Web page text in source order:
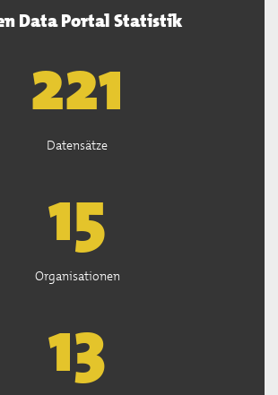
Data Portal Statistik
222
Datensätze
15
Organisationen
13